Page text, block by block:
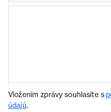
Vložením zprávy souhlasíte s
údajů.